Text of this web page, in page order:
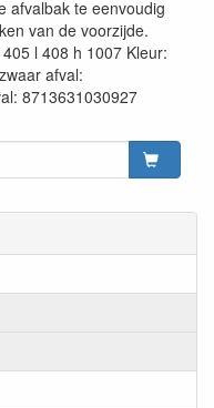
afvalbak te eenvoudig
van de voorzijde.
l 408 h 1007 Kleur:
afval:
8713631030927